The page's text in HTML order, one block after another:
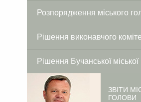
Розпорядження міського
Рішення виконавчого
Рішення Бучанської
ЗВІТИ
ГОЛОВИ